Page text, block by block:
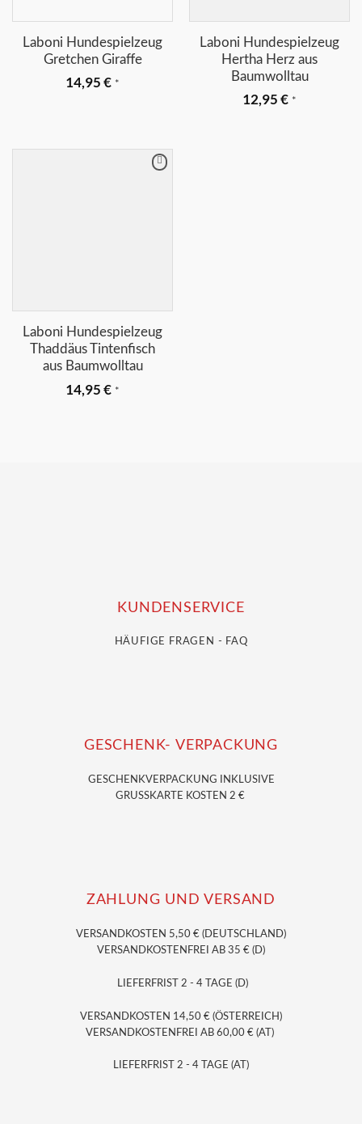
Laboni Hundespielzeug
Gretchen Giraffe
14,95€ *
Laboni Hundespielzeug
Hertha Herz aus
Baumwolltau
12,95€ *
Merkliste
Laboni Hundespielzeug
Thaddäus Tintenfisch
aus Baumwolltau
14,95€ *
KUNDENSERVICE
HÄUFIGE FRAGEN - FAQ
GESCHENK- VERPACKUNG
GESCHENKVERPACKUNG
INKLUSIVE
GRUSSKARTE KOSTEN 2 €
ZAHLUNG UND VERSAND
VERSANDKOSTEN 5,50 € (DEUTSCHLAND)
VERSANDKOSTENFREI AB 35 € (D)
LIEFERFRIST 2 - 4 TAGE (D)
VERSANDKOSTEN 14,50 € (ÖSTERREICH)
VERSANDKOSTENFREI AB 60,00 € (AT)
LIEFERFRIST 2 - 4 TAGE (AT)